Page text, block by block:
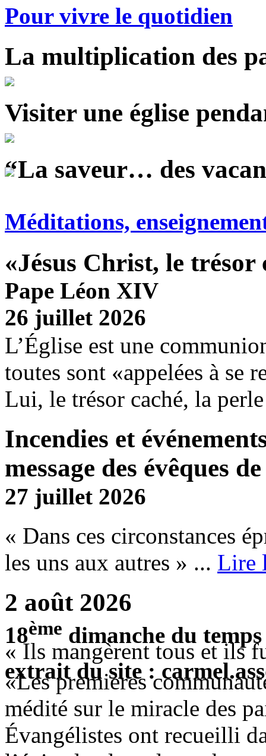
Pour vivre le quotidien
La multiplication des
Visiter une église
“La saveur… des
Méditations,
«Jésus Christ, le
Pape Léon XIV
26 juillet 2026
L’Église est une
toutes sont «appelées à se
Lui, le trésor caché, la
Incendies et
message des évêques
27 juillet 2026
« Dans ces circonstances
les uns aux autres » ... Lire
2 août 2026
18ème dimanche du
« Ils mangèrent tous et ils
extrait du site :
«Les premières
médité sur le miracle des
Évangélistes ont recueilli